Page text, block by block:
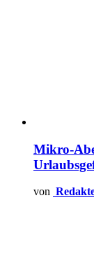
Mikro-
von